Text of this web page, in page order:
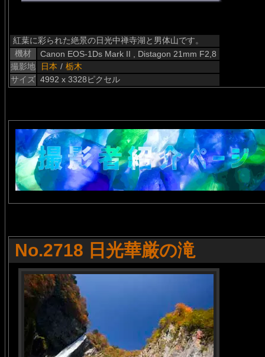
紅葉に彩られた絶景の日光中禅寺湖と男体山です。
機材
Canon EOS-1Ds Mark II , Distagon 21mm F2,8
撮影地
日本 / 栃木
サイズ 4992 x 3328ピクセル
No.2718 日光華厳の滝